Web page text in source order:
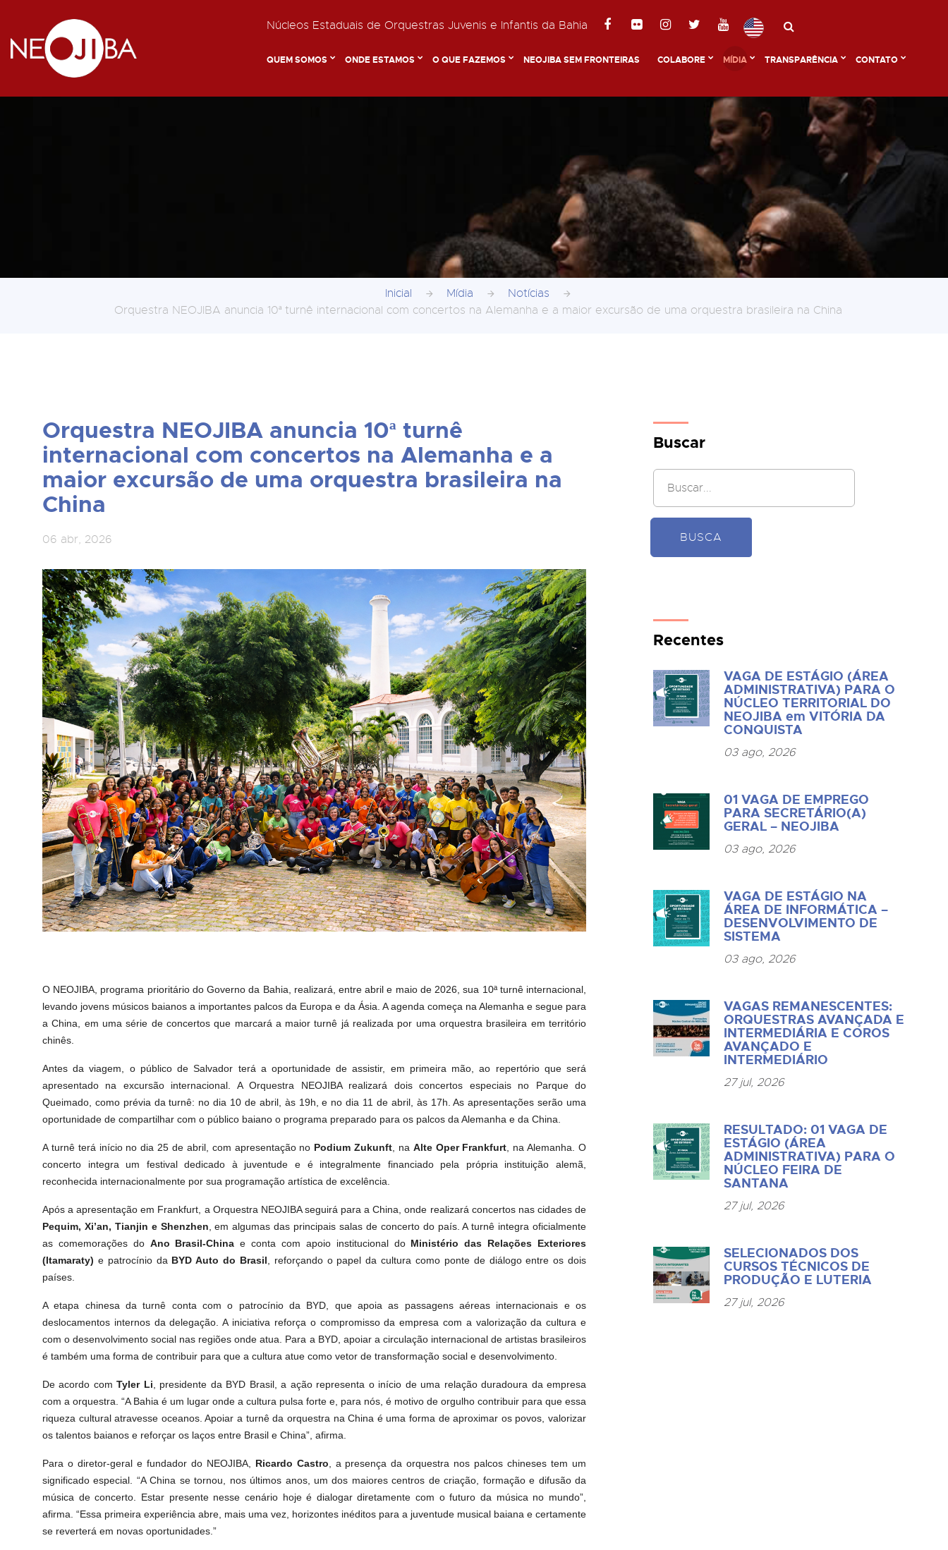
Núcleos Estaduais de Orquestras Juvenis e Infantis da Bahia
QUEM SOMOS ONDE ESTAMOS O QUE FAZEMOS NEOJIBA SEM FRONTEIRAS COLABORE MÍDIA TRANSPARÊNCIA CONTATO
Inicial Mídia
Notícias
Orquestra NEOJIBA anuncia 10ª turnê internacional com concertos na Alemanha e a maior excursão de uma orquestra brasileira na China
Orquestra NEOJIBA anuncia 10ª turnê
internacional com concertos na Alemanha e a
maior excursão de uma orquestra brasileira na
China
06 abr, 2026
O NEOJIBA, programa prioritário do Governo da Bahia, realizará, entre abril e maio de 2026, sua 10ª turnê internacional,
levando jovens músicos baianos a importantes palcos da Europa e da Ásia. A agenda começa na Alemanha e segue para
a China, em uma série de concertos que marcará a maior turnê já realizada por uma orquestra brasileira em território
chinês.
Antes da viagem, o público de Salvador terá a oportunidade de assistir, em primeira mão, ao repertório que será
apresentado na excursão internacional. A Orquestra NEOJIBA realizará dois concertos especiais no Parque do
Queimado, como prévia da turnê: no dia 10 de abril, às 19h, e no dia 11 de abril, às 17h. As apresentações serão uma
oportunidade de compartilhar com o público baiano o programa preparado para os palcos da Alemanha e da China.
A turnê terá início no dia 25 de abril, com apresentação no Podium Zukunft , na Alte Oper Frankfurt , na Alemanha. O
concerto integra um festival dedicado à juventude e é integralmente financiado pela própria instituição alemã,
reconhecida internacionalmente por sua programação artística de excelência.
Após a apresentação em Frankfurt, a Orquestra NEOJIBA seguirá para a China, onde realizará concertos nas cidades de
Pequim, Xi’an, Tianjin e Shenzhen , em algumas das principais salas de concerto do país. A turnê integra oficialmente
as comemorações do Ano Brasil-China e conta com apoio institucional do Ministério das Relações Exteriores
(Itamaraty) e patrocínio da BYD Auto do Brasil , reforçando o papel da cultura como ponte de diálogo entre os dois
países.
A etapa chinesa da turnê conta com o patrocínio da BYD, que apoia as passagens aéreas internacionais e os
deslocamentos internos da delegação. A iniciativa reforça o compromisso da empresa com a valorização da cultura e
com o desenvolvimento social nas regiões onde atua. Para a BYD, apoiar a circulação internacional de artistas brasileiros
é também uma forma de contribuir para que a cultura atue como vetor de transformação social e desenvolvimento.
De acordo comTyler Li , presidente da BYD Brasil, a ação representa o início de uma relação duradoura da empresa
com a orquestra.“A Bahia é um lugar onde a cultura pulsa forte e, para nós, é motivo de orgulho contribuir para que essa
riqueza cultural atravesse oceanos. Apoiar a turnê da orquestra na China é uma forma de aproximar os povos, valorizar
os talentos baianos e reforçar os laços entre Brasil e China”, afirma.
Para o diretor-geral e fundador do NEOJIBA, Ricardo Castro , a presença da orquestra nos palcos chineses tem um
significado especial. “A China se tornou, nos últimos anos, um dos maiores centros de criação, formação e difusão da
música de concerto. Estar presente nesse cenário hoje é dialogar diretamente com o futuro da música no mundo”,
afirma.“Essa primeira experiência abre, mais uma vez, horizontes inéditos para a juventude musical baiana e certamente
se reverterá em novas oportunidades.”
Buscar
BUSCA
Recentes
VAGA DE ESTÁGIO (ÁREA
ADMINISTRATIVA) PARA O
NÚCLEO TERRITORIAL DO
NEOJIBA em VITÓRIA DA
CONQUISTA
03 ago, 2026
01 VAGA DE EMPREGO
PARA SECRETÁRIO(A)
GERAL – NEOJIBA
03 ago, 2026
VAGA DE ESTÁGIO NA
ÁREA DE INFORMÁTICA –
DESENVOLVIMENTO DE
SISTEMA
03 ago, 2026
VAGAS REMANESCENTES:
ORQUESTRAS AVANÇADA E
INTERMEDIÁRIA E COROS
AVANÇADO E
INTERMEDIÁRIO
27 jul, 2026
RESULTADO: 01 VAGA DE
ESTÁGIO (ÁREA
ADMINISTRATIVA) PARA O
NÚCLEO FEIRA DE
SANTANA
27 jul, 2026
SELECIONADOS DOS
CURSOS TÉCNICOS DE
PRODUÇÃO E LUTERIA
27 jul, 2026